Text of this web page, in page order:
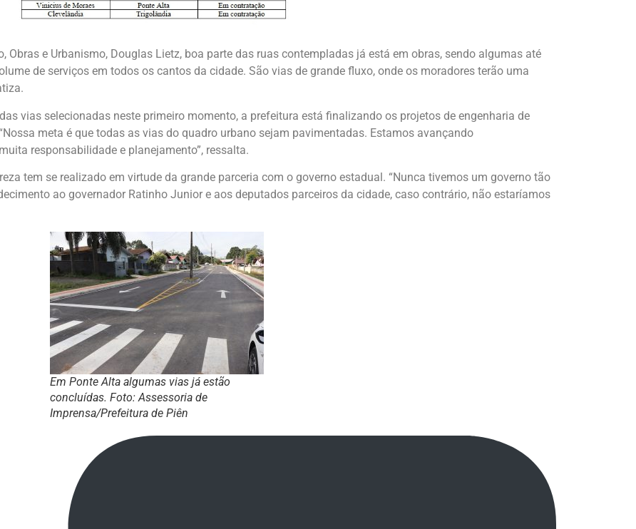
Obras e Urbanismo, Douglas Lietz, boa parte das ruas contempladas já está em obras, sendo algumas até
de serviços em todos os cantos da cidade. São vias de grande fluxo, onde os moradores terão uma
vias selecionadas neste primeiro momento, a prefeitura está finalizando os projetos de engenharia de
meta é que todas as vias do quadro urbano sejam pavimentadas. Estamos avançando
responsabilidade e planejamento”, ressalta.
tem se realizado em virtude da grande parceria com o governo estadual. “Nunca tivemos um governo tão
ao governador Ratinho Junior e aos deputados parceiros da cidade, caso contrário, não estaríamos
Em Ponte Alta algumas vias já estão
concluídas. Foto: Assessoria de
Imprensa/Prefeitura de Piên